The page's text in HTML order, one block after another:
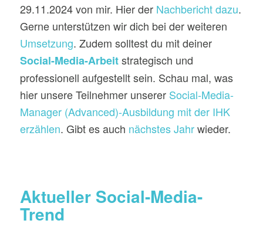
29.11.2024 von mir. Hier der Nachbericht dazu.
Gerne unterstützen wir dich bei der weiteren
Umsetzung. Zudem solltest du mit deiner
Social-Media-Arbeitstrategisch und
professionell aufgestellt sein. Schau mal, was
hier unsere Teilnehmer unserer Social-Media-
Manager (Advanced)-Ausbildung mit der IHK
erzählen. Gibt es auch nächstes Jahrwieder.
Aktueller Social-Media-
Trend